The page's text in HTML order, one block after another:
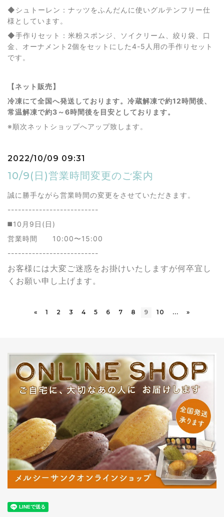
◆シュトーレン：ナッツをふんだんに使いグルテンフリー仕
様としています。
◆手作りセット：米粉スポンジ、ソイクリーム、絞り袋、口
金、オーナメント2個をセットにした4-5人用の手作りセット
です。
【ネット販売】
冷凍にて全国へ発送しております。冷蔵解凍で約12時間後、
常温解凍で約3～6時間後を目安としております。
※順次ネットショップへアップ致します。
2022/10/09 09:31
10/9(日)営業時間変更のご案内
誠に勝手ながら営業時間の変更をさせていただきます。
--------------------------
◼️10月9日(日)
営業時間 10:00〜15:00
--------------------------
お客様には大変ご迷惑をお掛けいたしますが何卒宜し
くお願い申し上げます。
« 1 2 3 4 5 6 7 8 9 10 ... »